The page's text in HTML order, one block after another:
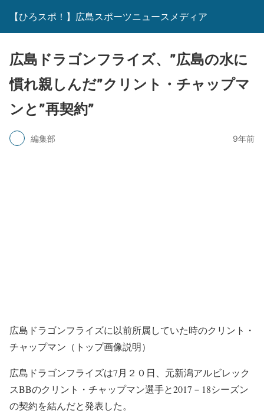
【ひろスポ！】広島スポーツニュースメディア
広島ドラゴンフライズ、”広島の水に
慣れ親しんだ”クリント・チャップマ
ンと”再契約”
編集部 9年前
広島ドラゴンフライズに以前所属していた時のクリント・
チャップマン（トップ画像説明）
広島ドラゴンフライズは7月２０日、元新潟アルビレック
スBBのクリント・チャップマン選手と2017－18シーズン
の契約を結んだと発表した。